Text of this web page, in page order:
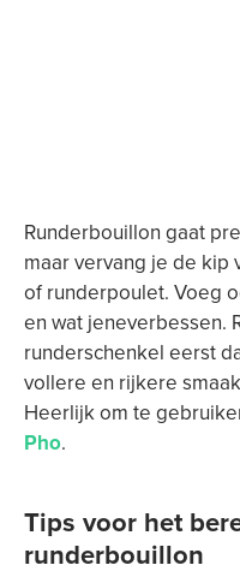
Runderbouillon gaat
maar vervang je de
of runderpoulet. Voeg
en wat jeneverbessen.
runderschenkel eerst
vollere en rijkere
Heerlijk om te
Pho.
Tips voor het
runderbouillon